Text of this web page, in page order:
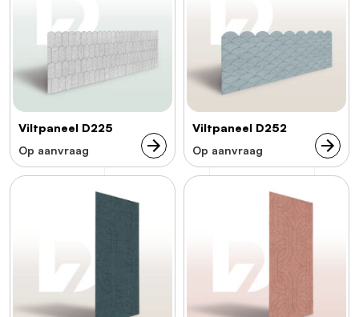
Viltpaneel D225
Op aanvraag
Viltpaneel D252
Op aanvraag